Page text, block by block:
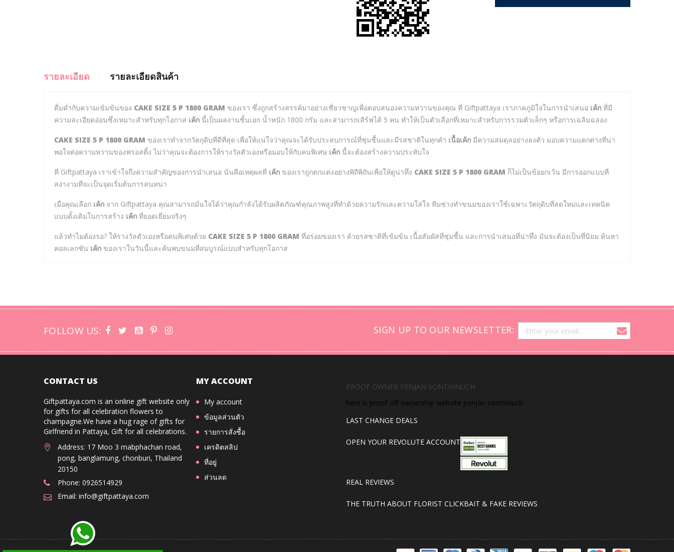
รายละเอียด รายละเอียดสินค้า
ดื่มด่ำกับความเข้มข้นของ CAKE SIZE 5 P 1800 GRAM ของเรา ซึ่งถูกสร้างสรรค์มาอย่างเชี่ยวชาญเพื่อตอบสนองความหวานของคุณ ที่ Giftpattaya เราภาคภูมิใจในการนำเสนอ เค้ก ที่มี
ความละเอียดอ่อนซึ่งเหมาะสำหรับทุกโอกาส เค้ก นี้เป็นผลงานชิ้นเอก น้ำหนัก 1800 กรัม และสามารถเสิร์ฟได้ 5 คน ทำให้เป็นตัวเลือกที่เหมาะสำหรับการรวมตัวเล็กๆ หรือการเฉลิมฉลอง
CAKE SIZE 5 P 1800 GRAM ของเราทำจากวัตถุดิบที่ดีที่สุด เพื่อให้แน่ใจว่าคุณจะได้รับประสบการณ์ที่ชุ่มชื้นและมีรสชาติในทุกคำ เนื้อเค้ก มีความสมดุลอย่างลงตัว มอบความแตกต่างที่น่า
พอใจต่อความหวานของฟรอสติ้ง ไม่ว่าคุณจะต้องการให้รางวัลตัวเองหรือมอบให้กับคนพิเศษ เค้ก นี้จะต้องสร้างความประทับใจ
ที่ Giftpattaya เราเข้าใจถึงความสำคัญของการนำเสนอ นั่นคือเหตุผลที่ เค้ก ของเราถูกตกแต่งอย่างพิถีพิถันเพื่อให้ดูน่าทึ่ง CAKE SIZE 5 P 1800 GRAM ก็ไม่เป็นข้อยกเว้น มีการออกแบบที่
สง่างามที่จะเป็นจุดเริ่มต้นการสนทนา
เมื่อคุณเลือก เค้ก จาก Giftpattaya คุณสามารถมั่นใจได้ว่าคุณกำลังได้รับผลิตภัณฑ์คุณภาพสูงที่ทำด้วยความรักและความใส่ใจ ทีมช่างทำขนมของเราใช้เฉพาะวัตถุดิบที่สดใหม่และเทคนิค
แบบดั้งเดิมในการสร้าง เค้ก ที่ยอดเยี่ยมจริงๆ
แล้วทำไมต้องรอ? ให้รางวัลตัวเองหรือคนพิเศษด้วย CAKE SIZE 5 P 1800 GRAM ที่อร่อยของเรา ด้วยรสชาติที่เข้มข้น เนื้อสัมผัสที่ชุ่มชื้น และการนำเสนอที่น่าทึ่ง มันจะต้องเป็นที่นิยม ค้นหา
คอลเลกชัน เค้ก ของเราในวันนี้และค้นพบขนมที่สมบูรณ์แบบสำหรับทุกโอกาส
SIGN UP TO OUR NEWSLETTER:
FOLLOW US:
CONTACT US
Giftpattaya.com is an online gift website only
for gifts for all celebration flowers to
champagne.We have a hug rage of gifts for
Girlfriend in Pattaya, Gift for all celebrations.
Address: 17 Moo 3 mabphachan road,
pong, banglamung, chonburi, Thailand
20150
Phone: 0926514929
Email: info@giftpattaya.com
MY ACCOUNT
My account
ข้อมูลส่วนตัว
รายการสั่งซื้อ
เครดิตสลิป
ที่อยู่
ส่วนลด
PROOF OWNER PENJAN SONTHINUCH
here is proof off ownership website penjan sonthinuch
LAST CHANGE DEALS
OPEN YOUR REVOLUTE ACCOUNT
REAL REVIEWS
THE TRUTH ABOUT FLORIST CLICKBAIT & FAKE REVIEWS